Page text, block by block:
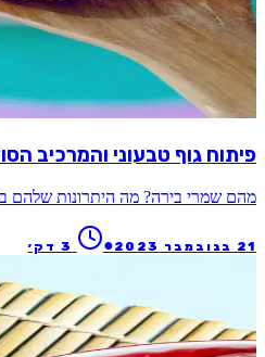
פיתוח גוף טבעוני והמרכיב
מהם שמרי בירה? מה היתרונות שלהם
21 בנובמבר 2023 ●
3 דק׳